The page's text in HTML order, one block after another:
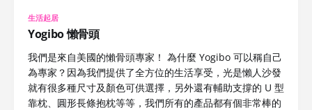
生活起居
Yogibo 懶骨頭
我們是來自美國的懶骨頭專家！ 為什麼 Yogibo 可以稱自己
為專家？因為我們提供了全方位的生活享受，光是懶人沙發
就有很多種尺寸及顏色可供選擇，另外還有輔助支撐的 U 型
靠枕、圓形長條抱枕等等，我們所有的產品都有個非常棒的